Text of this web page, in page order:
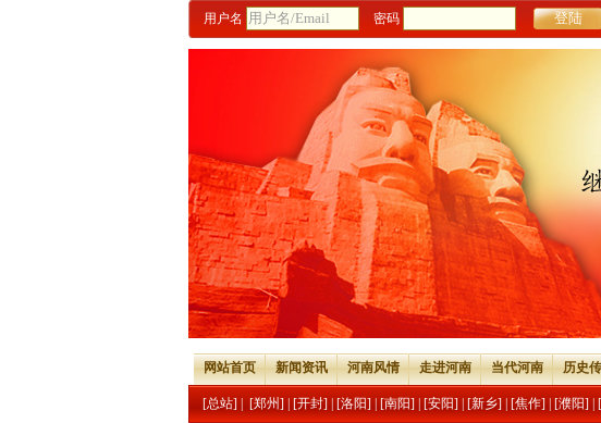
用户名 密码
网站首页 新闻资讯 河南风情 走进河南 当代河南 历史
[总站] [郑州] [开封] [洛阳] [南阳] [安阳] [新乡] [焦作] [濮阳]